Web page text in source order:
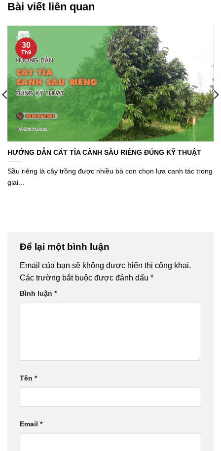
Bài viết liên quan
HƯỚNG DẪN CẮT TỈA CÀNH SẦU RIÊNG ĐÚNG KỸ THUẬT
Sầu riêng là cây trồng được nhiều bà con chọn lựa canh tác trong
giai...
30
Th9
Để lại một bình luận
Email của bạn sẽ không được hiển thị công khai.
Các trường bắt buộc được đánh dấu *
Bình luận *
Tên *
Email *